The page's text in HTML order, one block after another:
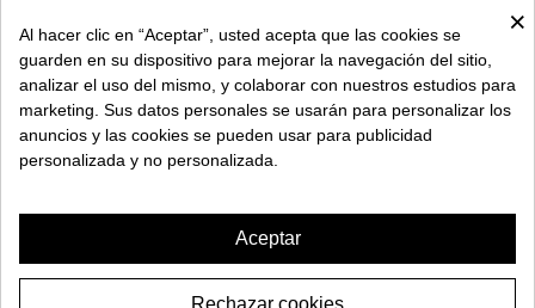
ACERCA DE BENGALA
AYUDA
×
Al hacer clic en “Aceptar”, usted acepta que las cookies se
guarden en su dispositivo para mejorar la navegación del sitio,
analizar el uso del mismo, y colaborar con nuestros estudios para
marketing. Sus datos personales se usarán para personalizar los
anuncios y las cookies se pueden usar para publicidad
personalizada y no personalizada.
Aceptar